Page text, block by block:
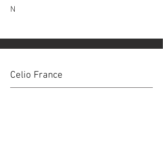
N
Celio France